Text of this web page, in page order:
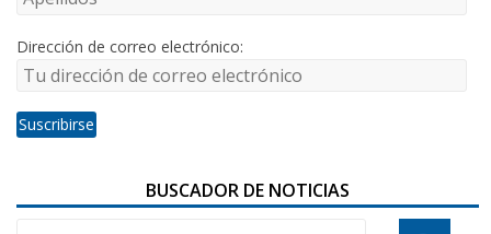
Dirección de correo electrónico:
BUSCADOR DE NOTICIAS